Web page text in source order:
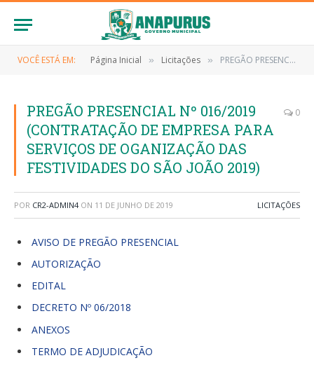
VOCÊ ESTÁ EM: Página Inicial » Licitações » PREGÃO PRESENCIAL Nº 016/2019 (CONTRATAÇÃO DE EMPRESA PARA SERVIÇOS DE OGANIZAÇÃO DAS FESTIVIDADES DO SÃO JOÃO 2019)
PREGÃO PRESENCIAL Nº 016/2019
(CONTRATAÇÃO DE EMPRESA PARA
SERVIÇOS DE OGANIZAÇÃO DAS
FESTIVIDADES DO SÃO JOÃO 2019)
0
POR CR2-ADMIN4 ON 11 DE JUNHO DE 2019 LICITAÇÕES
AVISO DE PREGÃO PRESENCIAL
AUTORIZAÇÃO
EDITAL
DECRETO Nº 06/2018
ANEXOS
TERMO DE ADJUDICAÇÃO